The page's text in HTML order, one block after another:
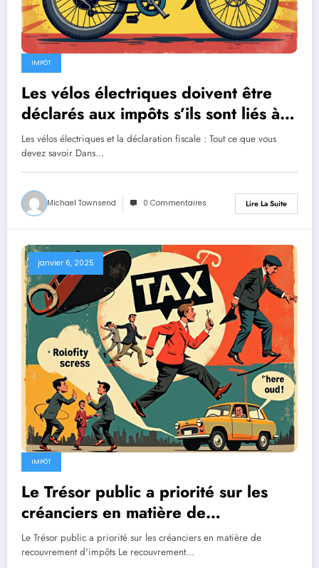
IMPÔT
Les vélos électriques doivent être
déclarés aux impôts s’ils sont liés à
une activité professionnelle.
Les vélos électriques et la déclaration fiscale : Tout ce que vous
devez savoir Dans…
Michael Townsend 0 Commentaires Lire La Suite
janvier 6, 2025
IMPÔT
Le Trésor public a priorité sur les
créanciers en matière de
recouvrement d’impôts.
Le Trésor public a priorité sur les créanciers en matière de
recouvrement d'impôts Le recouvrement…